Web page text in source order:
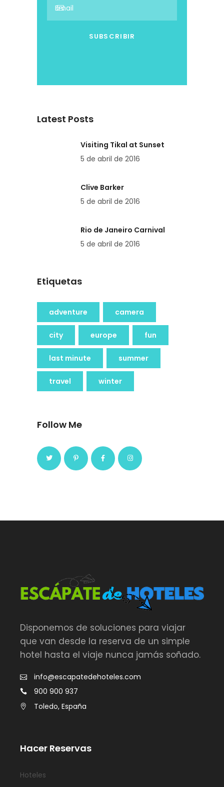
Latest Posts
Visiting Tikal at Sunset
5 de abril de 2016
Clive Barker
5 de abril de 2016
Rio de Janeiro Carnival
5 de abril de 2016
Etiquetas
adventure camera
city europe fun
last minute summer
travel winter
Follow Me
Disponemos de soluciones para viajar
que van desde la reserva de un simple
hotel hasta el viaje nunca jamás soñado.
info@escapatedehoteles.com
900 900 937
Toledo, España
Hacer Reservas
Hoteles